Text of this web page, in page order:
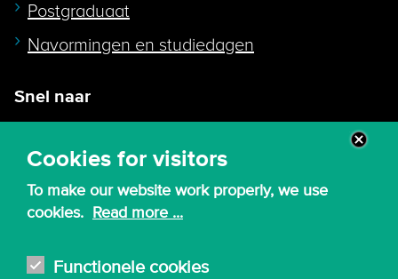
Cookies for visitors
To make our website work properly, we use
cookies. Read more ...
Functionele cookies
Postgraduaat
Navormingen en studiedagen
Snel naar
Webmail
Canvas
Bibliotheek